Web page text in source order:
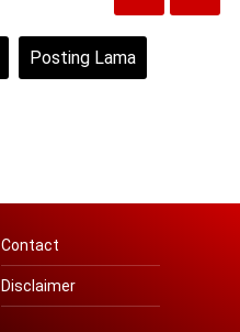
Posting Lama
Contact
Disclaimer